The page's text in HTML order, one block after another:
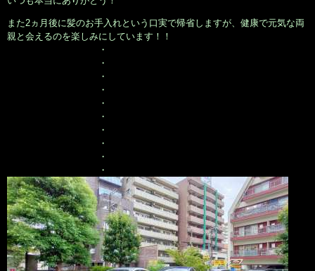
また2ヵ月後に髪のお手入れという口実で帰省しますが、健康で元気な両
親と会えるのを楽しみにしています！！
・
・
・
・
・
・
・
・
・
・